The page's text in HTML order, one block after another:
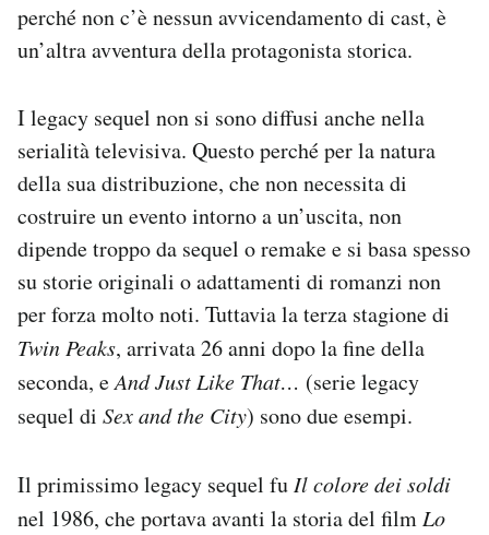
perché non c’è nessun avvicendamento di cast, è
un’altra avventura della protagonista storica.
I legacy sequel non si sono diffusi anche nella
serialità televisiva. Questo perché per la natura
della sua distribuzione, che non necessita di
costruire un evento intorno a un’uscita, non
dipende troppo da sequel o remake e si basa spesso
su storie originali o adattamenti di romanzi non
per forza molto noti. Tuttavia la terza stagione di
Twin Peaks, arrivata 26 anni dopo la fine della
seconda, eAnd Just Like That… (serie legacy
sequel di Sex and the City) sono due esempi.
Il primissimo legacy sequel fu Il colore dei soldi
nel 1986, che portava avanti la storia del film Lo